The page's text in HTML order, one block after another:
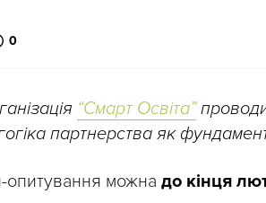
0
“Смарт Освіта”
партнерства як
опитування можна до кінця